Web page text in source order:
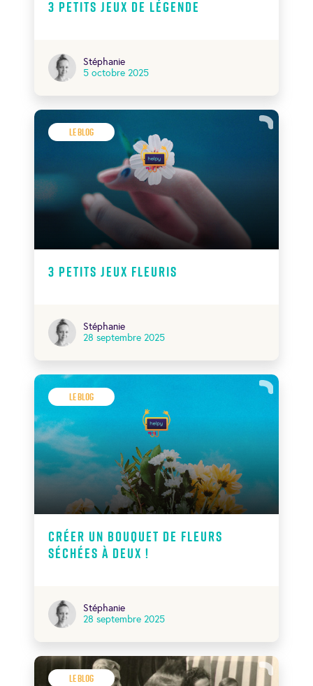
3 petits jeux de légende
Stéphanie
5 octobre 2025
Le Blog
3 petits jeux fleuris
Stéphanie
28 septembre 2025
Le Blog
Créer un bouquet de fleurs
séchées à deux !
Stéphanie
28 septembre 2025
Le Blog